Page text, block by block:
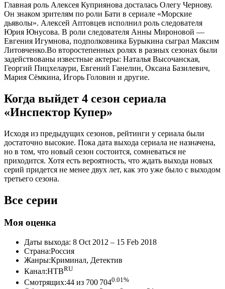
Главная роль Алексея Куприянова досталась Олегу Чернову.
Он знаком зрителям по роли Бати в сериале «Морские
дьяволы». Алексей Аптовцев исполнил роль следователя
Юрия Юнусова. В роли следователя Анны Мироновой —
Евгения Игумнова, подполковника Бурыкина сыграл Максим
Литовченко.Во второстепенных ролях в разных сезонах были
задействованы известные актеры: Наталья Высочанская,
Георгий Пицхелаури, Евгений Ганелин, Оксана Базилевич,
Мария Сёмкина, Игорь Головин и другие.
Когда выйдет 4 сезон сериала
«Инспектор Купер»
Исходя из предыдущих сезонов, рейтинги у сериала были
достаточно высокие. Пока дата выхода сериала не назначена,
но в том, что новый сезон состоится, сомневаться не
приходится. Хотя есть вероятность, что ждать выхода новых
серий придется не менее двух лет, как это уже было с выходом
третьего сезона.
Все серии
Моя оценка
Даты выхода: 8 Oct 2012 – 15 Feb 2018
Страна:Россия
Жанры:Криминал, Детектив
Канал:НТВRU
Смотрящих:44 из 700 7040.01%